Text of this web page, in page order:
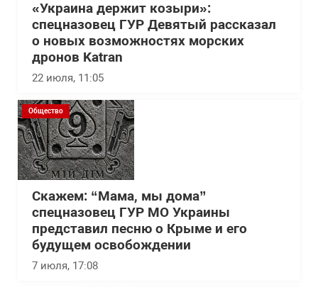
«Украина держит козыри»:
спецназовец ГУР Девятый рассказал
о новых возможностях морских
дронов Katran
22 июля, 11:05
Общество
Скажем: “Мама, мы дома”
спецназовец ГУР МО Украины
представил песню о Крыме и его
будущем освобождении
7 июля, 17:08